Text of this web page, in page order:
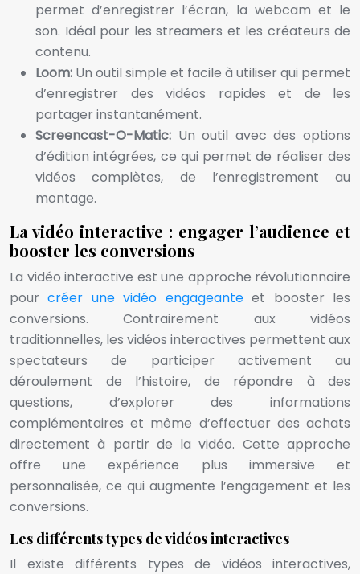
permet d’enregistrer l’écran, la webcam et le
son. Idéal pour les streamers et les créateurs de
contenu.
Loom: Un outil simple et facile à utiliser qui permet
d’enregistrer des vidéos rapides et de les
partager instantanément.
Screencast-O-Matic: Un outil avec des options
d’édition intégrées, ce qui permet de réaliser des
vidéos complètes, de l’enregistrement au
montage.
La vidéo interactive : engager l’audience et
booster les conversions
La vidéo interactive est une approche révolutionnaire
pourcréer une vidéo engageanteet booster les
conversions. Contrairement aux vidéos
traditionnelles, les vidéos interactives permettent aux
spectateurs de participer activement au
déroulement de l’histoire, de répondre à des
questions, d’explorer des informations
complémentaires et même d’effectuer des achats
directement à partir de la vidéo. Cette approche
offre une expérience plus immersive et
personnalisée, ce qui augmente l’engagement et les
conversions.
Les différents types de vidéos interactives
Il existe différents types de vidéos interactives,